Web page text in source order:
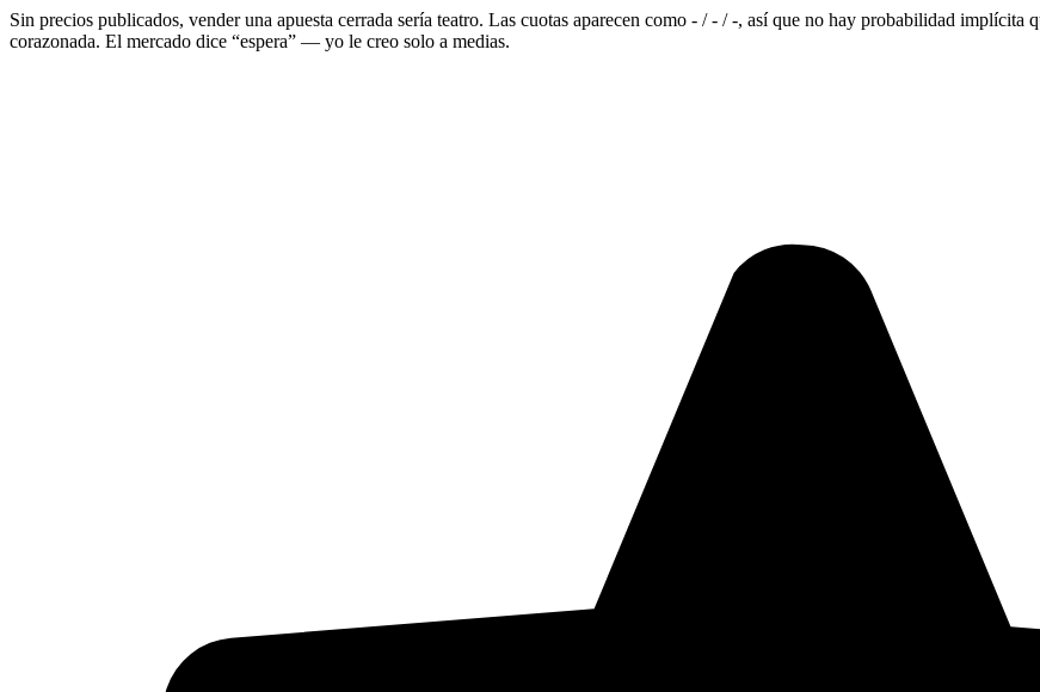
Sin precios publicados, vender una apuesta cerrada sería teatro. Las cuotas aparecen como - / - / -, así que no hay probabilidad
corazonada. El mercado dice “espera” — yo le creo solo a medias.